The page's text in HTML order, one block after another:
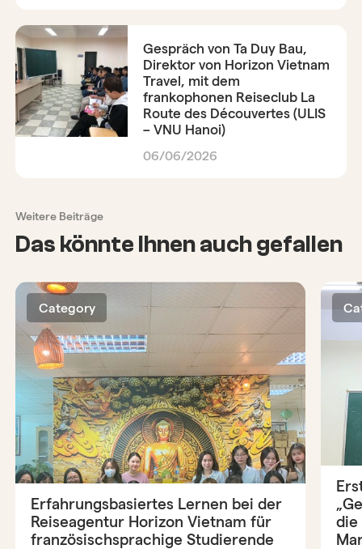
Gespräch von Ta Duy Bau,
Direktor von Horizon Vietnam
Travel, mit dem
frankophonen Reiseclub La
Route des Découvertes (ULIS
– VNU Hanoi)
06/06/2026
Weitere Beiträge
Das könnte Ihnen auch gefallen
Category
Erfahrungsbasiertes Lernen bei der
Reiseagentur Horizon Vietnam für
französischsprachige Studierende
die